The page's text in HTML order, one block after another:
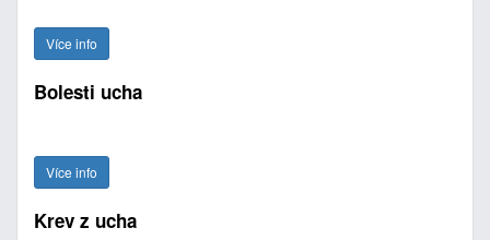
Více info
Bolesti ucha
Více info
Krev z ucha